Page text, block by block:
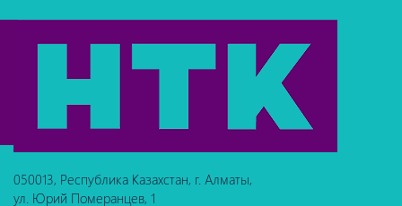
050013, Республика Казахстан, г. Алматы,
ул. Юрий Померанцев, 1